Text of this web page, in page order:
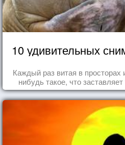
10 удивительных
Каждый раз витая в просторах
нибудь такое, что